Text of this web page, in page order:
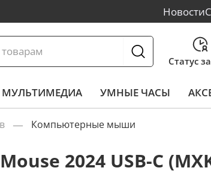
Новости
Статус
МУЛЬТИМЕДИА УМНЫЕ ЧАСЫ
Компьютерные мыши
2024 USB-C